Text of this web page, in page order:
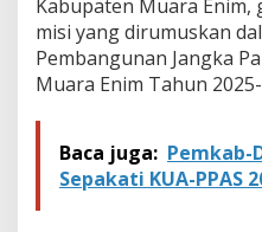
a
h
n
k
e
p
Kabupaten Muara Enim,
misi yang dirumuskan
Pembangunan Jangka
Muara Enim Tahun
Baca juga: Pemkab-
Sepakati KUA-PPAS